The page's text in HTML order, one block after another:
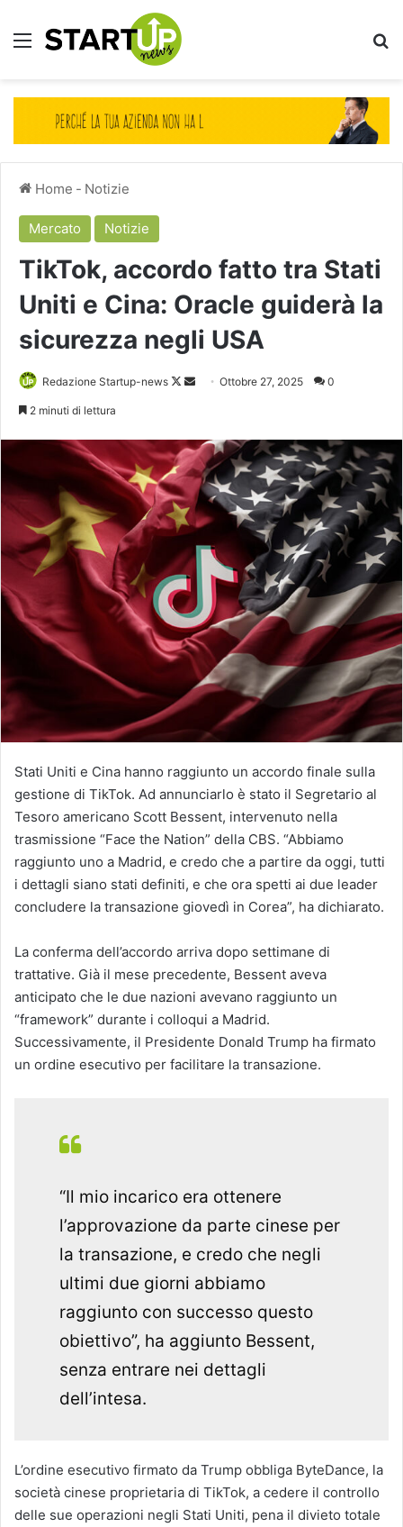
Menu
Home - Notizie
Mercato Notizie
TikTok, accordo fatto tra Stati
Uniti e Cina: Oracle guiderà la
sicurezza negli USA
Redazione Startup-news
Follow
Invia Ottobre 27, 2025 0
2 minuti di lettura
Stati Uniti e Cina hanno raggiunto un accordo finale sulla
gestione di TikTok. Ad annunciarlo è stato il Segretario al
Tesoro americano Scott Bessent, intervenuto nella
trasmissione “Face the Nation” della CBS. “Abbiamo
raggiunto uno a Madrid, e credo che a partire da oggi, tutti
i dettagli siano stati definiti, e che ora spetti ai due leader
concludere la transazione giovedì in Corea”, ha dichiarato.
La conferma dell’accordo arriva dopo settimane di
trattative. Già il mese precedente, Bessent aveva
anticipato che le due nazioni avevano raggiunto un
“framework” durante i colloqui a Madrid.
Successivamente, il Presidente Donald Trump ha firmato
un ordine esecutivo per facilitare la transazione.
“Il mio incarico era ottenere
l’approvazione da parte cinese per
la transazione, e credo che negli
ultimi due giorni abbiamo
raggiunto con successo questo
obiettivo”, ha aggiunto Bessent,
senza entrare nei dettagli
dell’intesa.
L’ordine esecutivo firmato da Trump obbliga ByteDance, la
società cinese proprietaria di TikTok, a cedere il controllo
delle sue operazioni negli Stati Uniti, pena il divieto totale